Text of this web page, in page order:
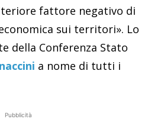
fattore negativo di
sui territori». Lo
della Conferenza Stato
a nome di tutti i
Pubblicità